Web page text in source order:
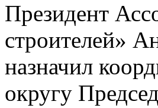
Президент
строителей»
назначил
округу